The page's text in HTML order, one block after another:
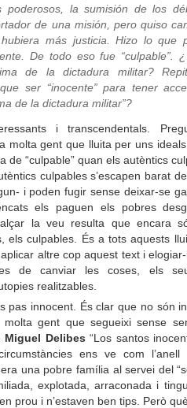
poderosos, la sumisión de los
de una misión, pero quiso
más justicia. Hizo lo que
De todo eso fue “culpable”.
de la dictadura militar?
ser “inocente” para tener
de la dictadura militar”?
i transcendentals.
molta gent que lluita per uns
de “culpable” quan els autèntics
culpables s’escapen barat
i poden fugir sense deixar-se
els paguen els pobres
la veu resulta que encara
els culpables. És a tots aquests
altre cop aquest text i
de canviar les coses, els
realitzables.
pas innocent. És clar que no són
gent que segueixi sense
Miguel Delibes “Los santos
ens ve com
una pobre família al servei del
explotada, arraconada i
prou i n’estaven ben tips. Però